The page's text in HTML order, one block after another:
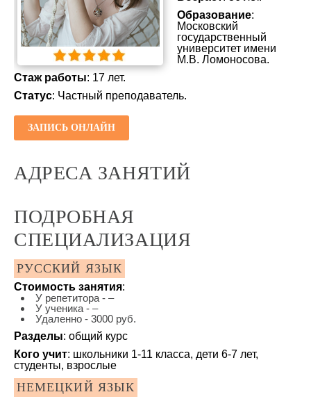
Образование:
Московский
государственный
университет имени
М.В. Ломоносова.
Стаж работы: 17 лет.
Статус: Частный преподаватель.
ЗАПИСЬ ОНЛАЙН
АДРЕСА ЗАНЯТИЙ
ПОДРОБНАЯ
СПЕЦИАЛИЗАЦИЯ
РУССКИЙ ЯЗЫК
Стоимость занятия:
У репетитора - –
У ученика - –
Удаленно - 3000 руб.
Разделы: общий курс
Кого учит: школьники 1-11 класса, дети 6-7 лет,
студенты, взрослые
НЕМЕЦКИЙ ЯЗЫК